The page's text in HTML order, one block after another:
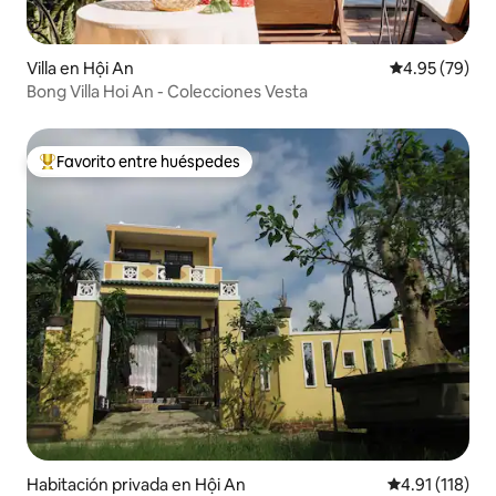
Villa en Hội An Calificación
4.95 (79)
Bong Villa Hoi An - Colecciones Vesta
Favorito entre huéspedes preferido
Favorito entre huéspedes
Habitación privada en Hội An Calificación
4.91 (118)